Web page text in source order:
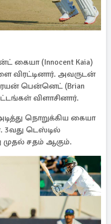
(Innocent Kaia)
விரட்டினார். அவருடன்
பென்னெட் (Brian
விளாசினார்.
நொறுக்கிய கையா
3வது டெஸ்டில்
முதல் சதம் ஆகும்.